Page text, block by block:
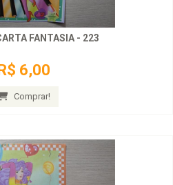
FANTASIA - 223
6,00
Comprar!